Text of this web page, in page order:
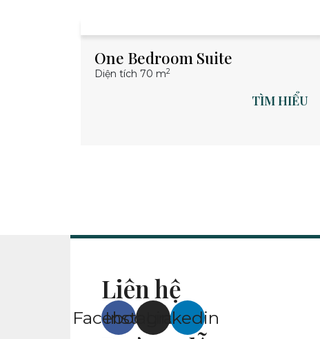
One Bedroom Suite
Diện tích 70 m2
TÌM HIỂU
Liên hệ
Facebook
Instagram
Linkedin